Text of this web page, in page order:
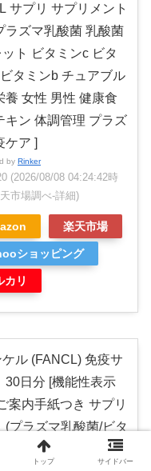
サプリ サプリメント
ラズマ乳酸菌 乳酸菌
ット ビタミンc ビタ
タミンb チュアブル
養 女性 男性 健康食
キン 体調管理 プラズ
ケア ]
by Rinker
(2026/08/08 04:24:42時
市場調べ-詳細)
楽天市場
ショッピング
カリ
ル (FANCL) 免疫サ
30日分 [機能性表示
案内手紙つき サプリ
(プラズマ乳酸菌/ビタ
疫ケア) レモンヨーグ
トップ サイドバー